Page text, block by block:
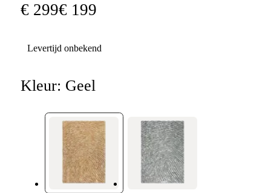
€ 299€ 199
Levertijd onbekend
Kleur: Geel